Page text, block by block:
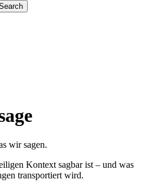
wir sagen.
Kontext sagbar ist – und was
transportiert wird.